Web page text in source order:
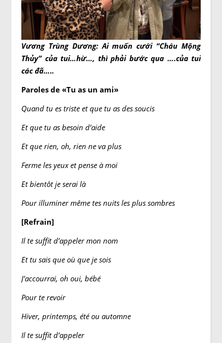
Vương Trùng Dương: Ai muốn cưới “Cháu Mộng
Thủy” của tui…hừ…, thì phải bước qua ….của tui
các đã…..
Paroles de «Tu as un ami»
Quand tu es triste et que tu as des soucis
Et que tu as besoin d’aide
Et que rien, oh, rien ne va plus
Ferme les yeux et pense à moi
Et bientôt je serai là
Pour illuminer même tes nuits les plus sombres
[Refrain]
Il te suffit d’appeler mon nom
Et tu sais que où que je sois
J’accourrai, oh oui, bébé
Pour te revoir
Hiver, printemps, été ou automne
Il te suffit d’appeler